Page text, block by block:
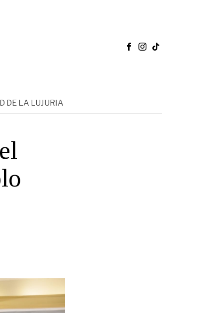
DE LA LUJURIA